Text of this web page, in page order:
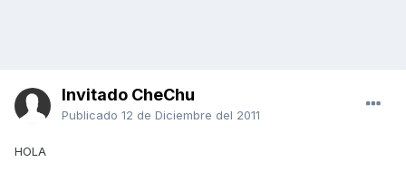
Invitado CheChu
Publicado 12 de Diciembre del 2011
HOLA